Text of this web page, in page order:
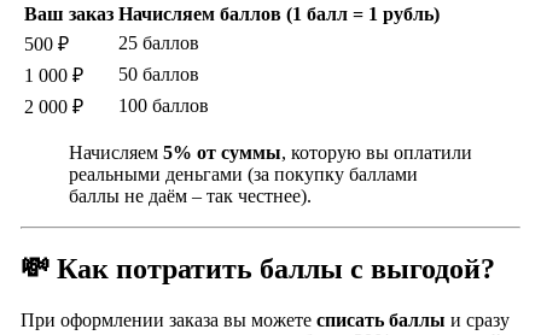
Ваш заказ Начисляем баллов (1 балл = 1 рубль)
500 ₽
25 баллов
1 000 ₽
50 баллов
2 000 ₽
100 баллов
Начисляем 5% от суммы, которую вы оплатили
реальными деньгами (за покупку баллами
баллы не даём – так честнее).
💸 Как потратить баллы с выгодой?
При оформлении заказа вы можете списать баллы и сразу